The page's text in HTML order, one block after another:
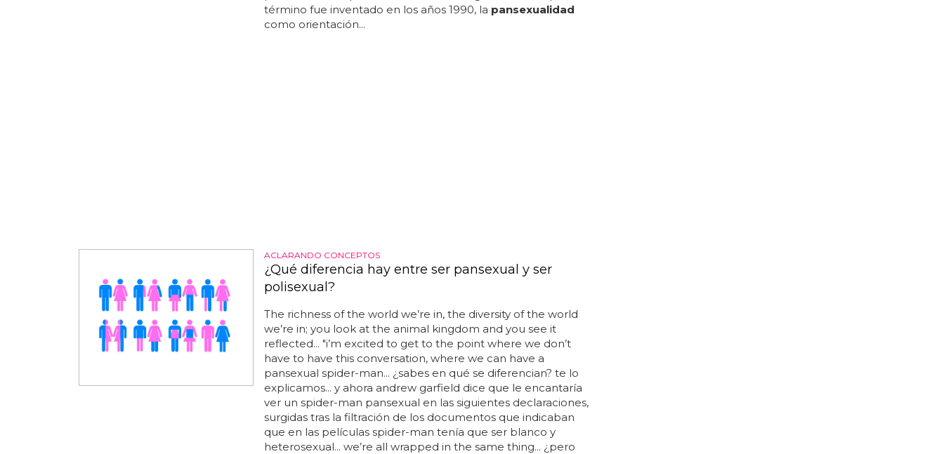
término fue inventado en los años 1990, la pansexualidad
como orientación...
ACLARANDO CONCEPTOS
¿Qué diferencia hay entre ser pansexual y ser
polisexual?
The richness of the world we’re in, the diversity of the world
we’re in; you look at the animal kingdom and you see it
reflected... "i’m excited to get to the point where we don’t
have to have this conversation, where we can have a
pansexual spider-man... ¿sabes en qué se diferencian? te lo
explicamos... y ahora andrew garfield dice que le encantaría
ver un spider-man pansexual en las siguientes declaraciones,
surgidas tras la filtración de los documentos que indicaban
que en las películas spider-man tenía que ser blanco y
heterosexual... we’re all wrapped in the same thing... ¿pero